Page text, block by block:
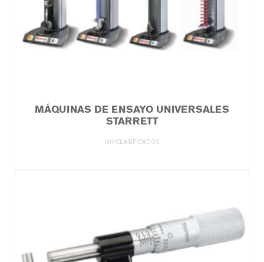
MÁQUINAS DE ENSAYO UNIVERSALES
STARRETT
NO CLASIFICADOS